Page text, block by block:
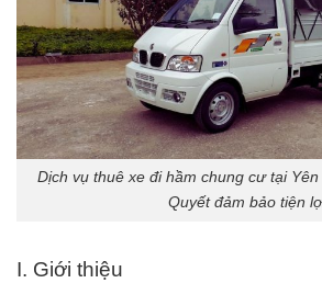
Dịch vụ thuê xe đi hầm chung cư tại
Quyết đảm bảo tiện
I. Giới thiệu